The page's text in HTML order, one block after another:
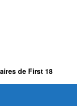
de First 18